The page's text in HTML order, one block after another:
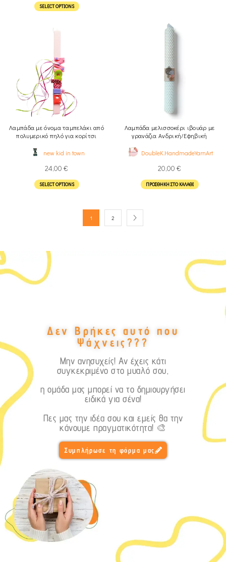
SELECT OPTIONS
Λαμπάδα με όνομα ταμπελάκι από
πολυμερικό πηλό για κορίτσι
new kid in town
24,00 €
SELECT OPTIONS
Λαμπάδα μελισσοκέρι ιβουάρ με
γρανάζια Ανδρική/Εφηβική
DoubleK.HandmadeYarnArt
20,00 €
ΠΡΟΣΘΉΚΗ ΣΤΟ ΚΑΛΆΘΙ
1 2
Δεν Βρήκες αυτό που
Ψάχνεις???
Μην ανησυχείς! Αν έχεις κάτι
συγκεκριμένο στο μυαλό σου,
η ομάδα μας μπορεί να το δημιουργήσει
ειδικά για σένα!
Πες μας την ιδέα σου και εμείς θα την
κάνουμε πραγματικότητα! 🎨
Συμπλήρωσε τη φόρμα μας